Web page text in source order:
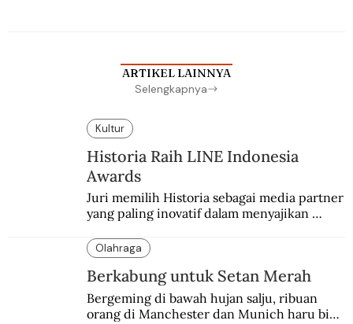
ARTIKEL LAINNYA
Selengkapnya
Kultur
Historia Raih LINE Indonesia
Awards
Juri memilih Historia sebagai media partner
yang paling inovatif dalam menyajikan
Olahraga
Berkabung untuk Setan Merah
Bergeming di bawah hujan salju, ribuan
orang di Manchester dan Munich haru biru